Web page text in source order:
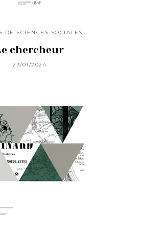
DE SCIENCES SOCIALES
chercheur
23/01/2024